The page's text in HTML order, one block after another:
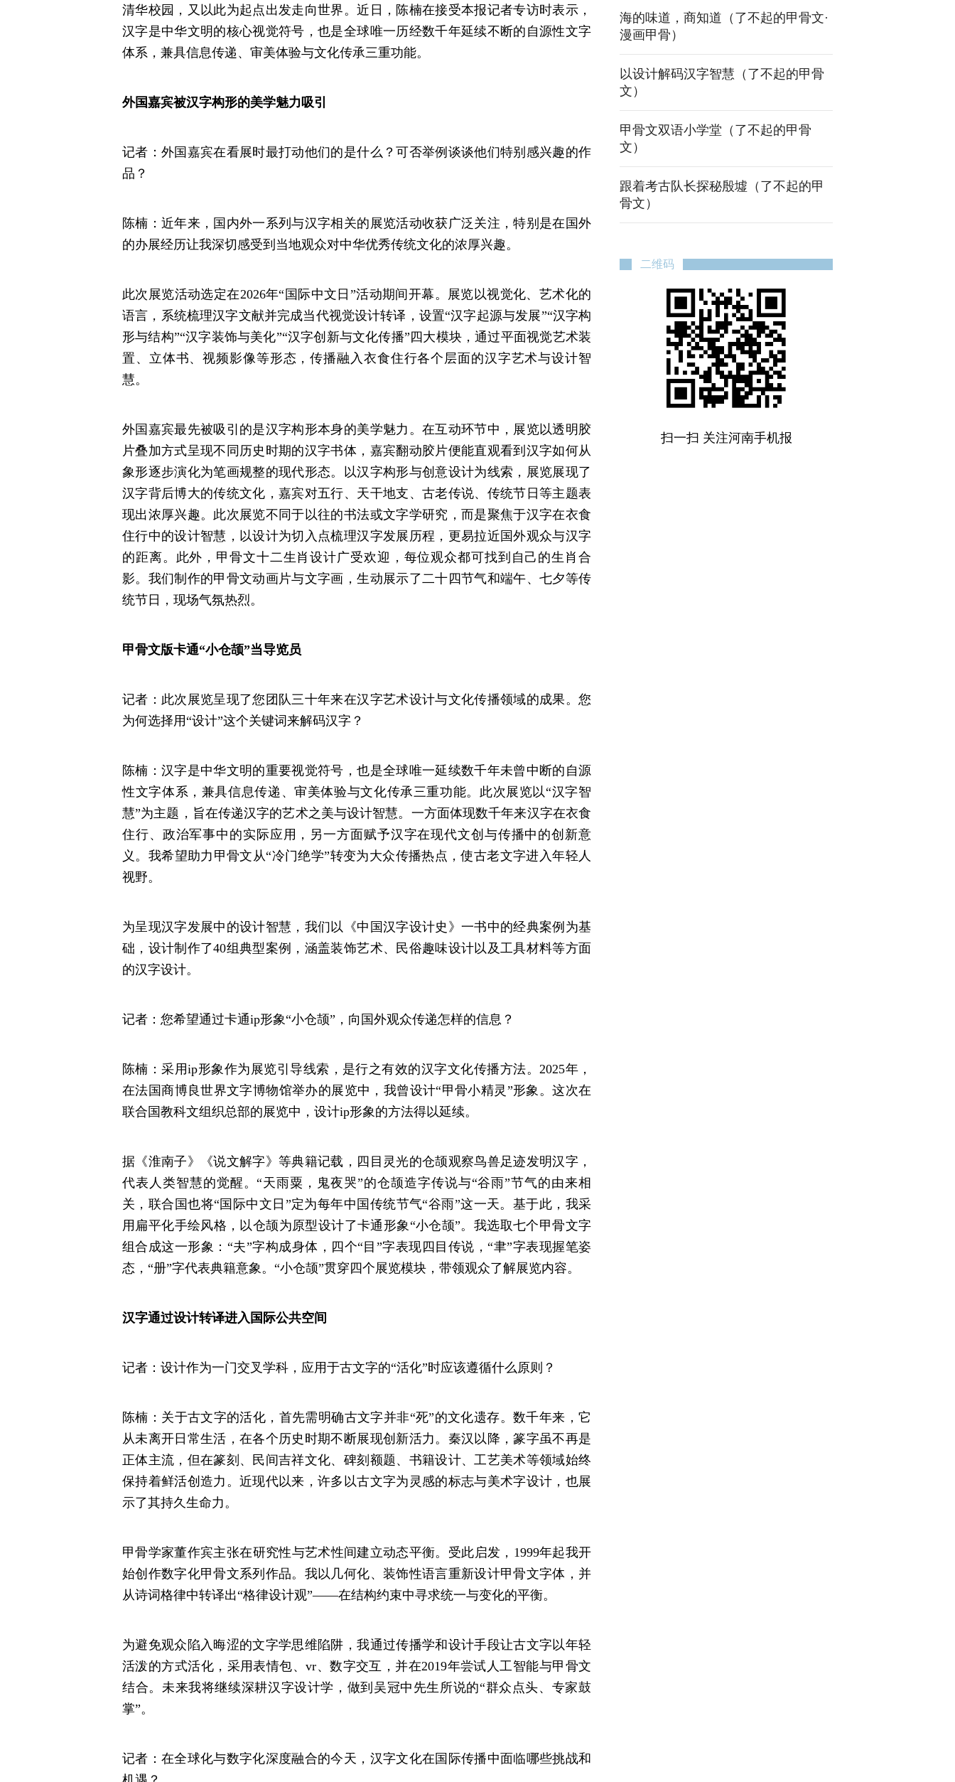
清华校园，又以此为起点出发走向世界。近日，陈楠在接受本报记者专访时表示，
汉字是中华文明的核心视觉符号，也是全球唯一历经数千年延续不断的自源性文字
体系，兼具信息传递、审美体验与文化传承三重功能。
外国嘉宾被汉字构形的美学魅力吸引
记者：外国嘉宾在看展时最打动他们的是什么？可否举例谈谈他们特别感兴趣的作
品？
陈楠：近年来，国内外一系列与汉字相关的展览活动收获广泛关注，特别是在国外
的办展经历让我深切感受到当地观众对中华优秀传统文化的浓厚兴趣。
此次展览活动选定在2026年“国际中文日”活动期间开幕。展览以视觉化、艺术化的
语言，系统梳理汉字文献并完成当代视觉设计转译，设置“汉字起源与发展”“汉字构
形与结构”“汉字装饰与美化”“汉字创新与文化传播”四大模块，通过平面视觉艺术装
置、立体书、视频影像等形态，传播融入衣食住行各个层面的汉字艺术与设计智
慧。
外国嘉宾最先被吸引的是汉字构形本身的美学魅力。在互动环节中，展览以透明胶
片叠加方式呈现不同历史时期的汉字书体，嘉宾翻动胶片便能直观看到汉字如何从
象形逐步演化为笔画规整的现代形态。以汉字构形与创意设计为线索，展览展现了
汉字背后博大的传统文化，嘉宾对五行、天干地支、古老传说、传统节日等主题表
现出浓厚兴趣。此次展览不同于以往的书法或文字学研究，而是聚焦于汉字在衣食
住行中的设计智慧，以设计为切入点梳理汉字发展历程，更易拉近国外观众与汉字
的距离。此外，甲骨文十二生肖设计广受欢迎，每位观众都可找到自己的生肖合
影。我们制作的甲骨文动画片与文字画，生动展示了二十四节气和端午、七夕等传
统节日，现场气氛热烈。
甲骨文版卡通“小仓颉”当导览员
记者：此次展览呈现了您团队三十年来在汉字艺术设计与文化传播领域的成果。您
为何选择用“设计”这个关键词来解码汉字？
陈楠：汉字是中华文明的重要视觉符号，也是全球唯一延续数千年未曾中断的自源
性文字体系，兼具信息传递、审美体验与文化传承三重功能。此次展览以“汉字智
慧”为主题，旨在传递汉字的艺术之美与设计智慧。一方面体现数千年来汉字在衣食
住行、政治军事中的实际应用，另一方面赋予汉字在现代文创与传播中的创新意
义。我希望助力甲骨文从“冷门绝学”转变为大众传播热点，使古老文字进入年轻人
视野。
为呈现汉字发展中的设计智慧，我们以《中国汉字设计史》一书中的经典案例为基
础，设计制作了40组典型案例，涵盖装饰艺术、民俗趣味设计以及工具材料等方面
的汉字设计。
记者：您希望通过卡通ip形象“小仓颉”，向国外观众传递怎样的信息？
陈楠：采用ip形象作为展览引导线索，是行之有效的汉字文化传播方法。2025年，
在法国商博良世界文字博物馆举办的展览中，我曾设计“甲骨小精灵”形象。这次在
联合国教科文组织总部的展览中，设计ip形象的方法得以延续。
据《淮南子》《说文解字》等典籍记载，四目灵光的仓颉观察鸟兽足迹发明汉字，
代表人类智慧的觉醒。“天雨粟，鬼夜哭”的仓颉造字传说与“谷雨”节气的由来相
关，联合国也将“国际中文日”定为每年中国传统节气“谷雨”这一天。基于此，我采
用扁平化手绘风格，以仓颉为原型设计了卡通形象“小仓颉”。我选取七个甲骨文字
组合成这一形象：“夫”字构成身体，四个“目”字表现四目传说，“聿”字表现握笔姿
态，“册”字代表典籍意象。“小仓颉”贯穿四个展览模块，带领观众了解展览内容。
汉字通过设计转译进入国际公共空间
记者：设计作为一门交叉学科，应用于古文字的“活化”时应该遵循什么原则？
陈楠：关于古文字的活化，首先需明确古文字并非“死”的文化遗存。数千年来，它
从未离开日常生活，在各个历史时期不断展现创新活力。秦汉以降，篆字虽不再是
正体主流，但在篆刻、民间吉祥文化、碑刻额题、书籍设计、工艺美术等领域始终
保持着鲜活创造力。近现代以来，许多以古文字为灵感的标志与美术字设计，也展
示了其持久生命力。
甲骨学家董作宾主张在研究性与艺术性间建立动态平衡。受此启发，1999年起我开
始创作数字化甲骨文系列作品。我以几何化、装饰性语言重新设计甲骨文字体，并
从诗词格律中转译出“格律设计观”——在结构约束中寻求统一与变化的平衡。
为避免观众陷入晦涩的文字学思维陷阱，我通过传播学和设计手段让古文字以年轻
活泼的方式活化，采用表情包、vr、数字交互，并在2019年尝试人工智能与甲骨文
结合。未来我将继续深耕汉字设计学，做到吴冠中先生所说的“群众点头、专家鼓
掌”。
记者：在全球化与数字化深度融合的今天，汉字文化在国际传播中面临哪些挑战和
海的味道，商知道（了不起的甲骨文·
漫画甲骨）
以设计解码汉字智慧（了不起的甲骨
文）
甲骨文双语小学堂（了不起的甲骨
文）
跟着考古队长探秘殷墟（了不起的甲
骨文）
二维码
扫一扫 关注河南手机报